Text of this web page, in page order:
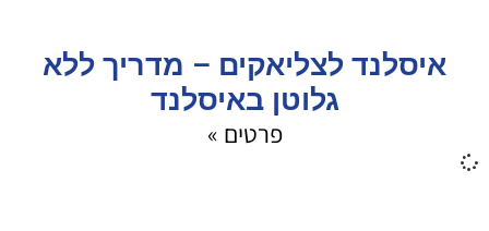
איסלנד לצליאקים – מדריך ללא
גלוטן באיסלנד
פרטים »